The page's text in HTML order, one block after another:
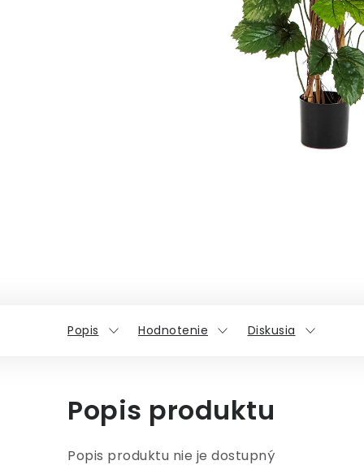
Popis Hodnotenie Diskusia
Popis produktu
Popis produktu nie je dostupný